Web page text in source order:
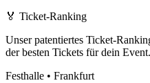
🏅 Ticket-Ranking
Unser patentiertes Ticket-
der besten Tickets für dein Event.
Festhalle • Frankfurt